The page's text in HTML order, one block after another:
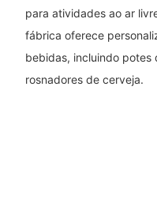
para atividades ao ar
fábrica oferece
bebidas, incluindo potes
rosnadores de cerveja.